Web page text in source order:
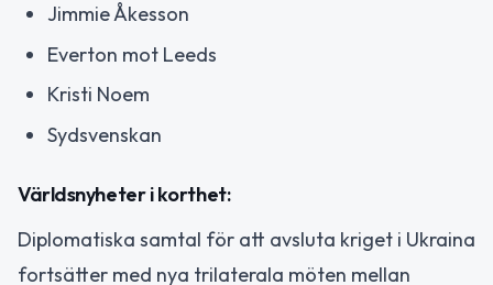
Jimmie Åkesson
Everton mot Leeds
Kristi Noem
Sydsvenskan
Världsnyheter i korthet:
Diplomatiska samtal för att avsluta kriget i Ukraina
fortsätter med nya trilaterala möten mellan